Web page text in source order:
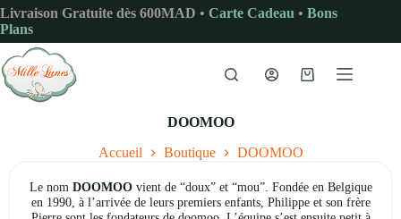
Passer
au
contenu
Livraison Gratuite dès 600MAD • Carte Cadeau • Bons
Plans
Panier
DOOMOO
Accueil Boutique DOOMOO
Le nom DOOMOOvient de “doux” et “mou”. Fondée en Belgique
en 1990, à l’arrivée de leurs premiers enfants, Philippe et son frère